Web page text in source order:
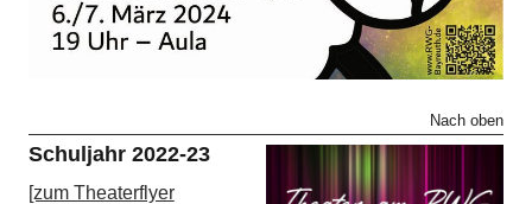
Nach oben
Schuljahr 2022-23
[zum Theaterflyer